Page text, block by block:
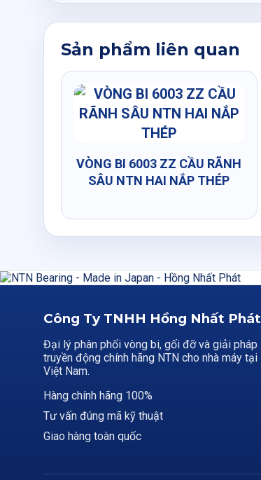
Sản phẩm liên quan
VÒNG BI 6003 ZZ CẦU RÃNH
SÂU NTN HAI NẮP THÉP
Công Ty TNHH Hồng Nhất Phát
Đại lý phân phối vòng bi, gối đỡ và giải pháp
truyền động chính hãng NTN cho nhà máy tại
Việt Nam.
Hàng chính hãng 100%
Tư vấn đúng mã kỹ thuật
Giao hàng toàn quốc